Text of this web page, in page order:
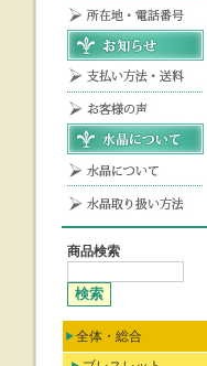
商品検索
全体・総合